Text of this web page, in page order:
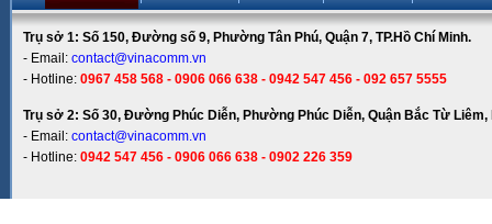
Trụ sở 1: Số 150, Đường số 9, Phường Tân Phú, Quận 7, TP.Hồ Chí Minh.
- Email: contact@vinacomm.vn
- Hotline: 0967 458 568 - 0906 066 638 - 0942 547 456 - 092 657 5555
Trụ sở 2: Số 30, Đường Phúc Diễn, Phường Phúc Diễn, Quận Bắc Từ Liêm,
- Email: contact@vinacomm.vn
- Hotline: 0942 547 456 - 0906 066 638 - 0902 226 359